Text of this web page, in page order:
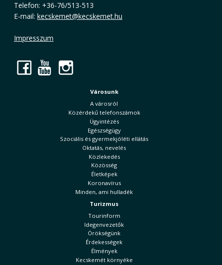
Telefon: +36-76/513-513
E-mail: kecskemet@kecskemet.hu
Impresszum
Facebook
YouTube
Városunk
A városról
Közérdekű telefonszámok
Ügyintézés
Egészségügy
Szociális és gyermekjóléti ellátás
Oktatás, nevelés
Közlekedés
Közösség
Életképek
Koronavírus
Minden, ami hulladék
Turizmus
Tourinform
Idegenvezetők
Örökségünk
Érdekességek
Élmények
Kecskemét környéke